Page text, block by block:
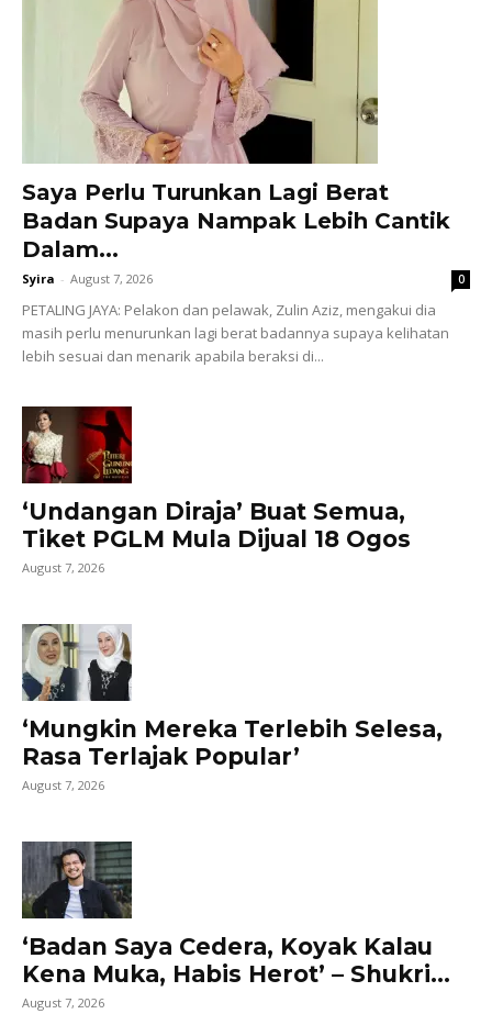
Saya Perlu Turunkan Lagi Berat
Badan Supaya Nampak Lebih Cantik
Dalam...
Syira - August 7, 2026 0
PETALING JAYA: Pelakon dan pelawak, Zulin Aziz, mengakui dia
masih perlu menurunkan lagi berat badannya supaya kelihatan
lebih sesuai dan menarik apabila beraksi di...
‘Undangan Diraja’ Buat Semua,
Tiket PGLM Mula Dijual 18 Ogos
August 7, 2026
‘Mungkin Mereka Terlebih Selesa,
Rasa Terlajak Popular’
August 7, 2026
‘Badan Saya Cedera, Koyak Kalau
Kena Muka, Habis Herot’ – Shukri...
August 7, 2026